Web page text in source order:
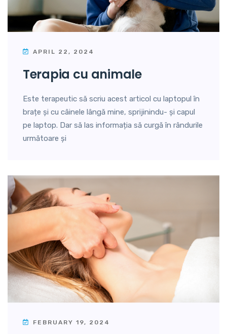
APRIL 22, 2024
terapia cu animale
Este terapeutic să scriu acest articol cu laptopul în
brațe și cu câinele lângă mine, sprijinindu- și capul
pe laptop. Dar să las informația să curgă în rândurile
următoare și
FEBRUARY 19, 2024